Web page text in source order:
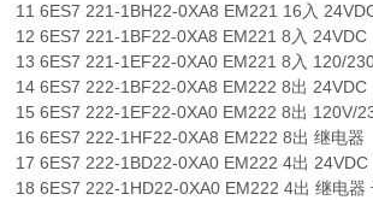
11 6ES7 221-1BH22-0XA8 EM221 16入
12 6ES7 221-1BF22-0XA8 EM221 8入 24VDC
13 6ES7 221-1EF22-0XA0 EM221 8入 120/
14 6ES7 222-1BF22-0XA8 EM222 8出 24VDC
15 6ES7 222-1EF22-0XA0 EM222 8出 120V/
16 6ES7 222-1HF22-0XA8 EM222 8出 继电器
17 6ES7 222-1BD22-0XA0 EM222 4出
18 6ES7 222-1HD22-0XA0 EM222 4出 继电器